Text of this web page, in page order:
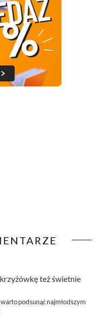
krzyżówkęteż świetnie
podsunąć najmłodszym